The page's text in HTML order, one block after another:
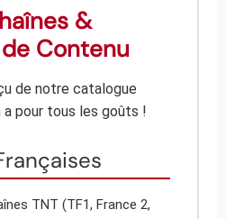
&
Contenu
de notre catalogue
a pour tous les goûts !
TNT (TF1, France 2,